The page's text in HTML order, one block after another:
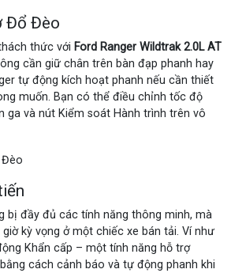
Đổ Đèo
thức với Ford Ranger Wildtrak 2.0L AT
cần giữ chân trên bàn đạp phanh hay
tự động kích hoạt phanh nếu cần thiết
muốn. Bạn có thể điều chỉnh tốc độ
ga và nút Kiểm soát Hành trình trên vô
bị đầy đủ các tính năng thông minh, mà
kỳ vọng ở một chiếc xe bán tải. Ví như
Khẩn cấp – một tính năng hỗ trợ
cách cảnh báo và tự động phanh khi